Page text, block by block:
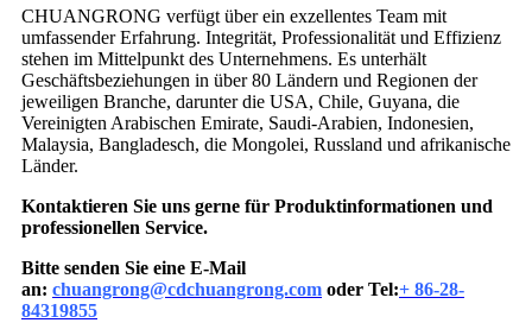
CHUANGRONG verfügt über ein exzellentes Team mit
umfassender Erfahrung. Integrität, Professionalität und Effizienz
stehen im Mittelpunkt des Unternehmens. Es unterhält
Geschäftsbeziehungen in über 80 Ländern und Regionen der
jeweiligen Branche, darunter die USA, Chile, Guyana, die
Vereinigten Arabischen Emirate, Saudi-Arabien, Indonesien,
Malaysia, Bangladesch, die Mongolei, Russland und afrikanische
Länder.
Kontaktieren Sie uns gerne für Produktinformationen und
professionellen Service.
Bitte senden Sie eine E-Mail
an: chuangrong@cdchuangrong.com oder Tel:+ 86-28-
84319855